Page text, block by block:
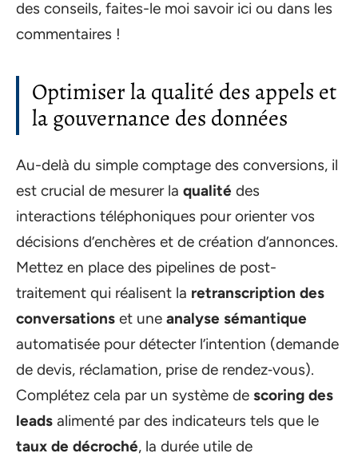
des conseils, faites-le moi savoir ici ou dans les
commentaires !
Optimiser la qualité des appels et
la gouvernance des données
Au-delà du simple comptage des conversions, il
est crucial de mesurer la qualité des
interactions téléphoniques pour orienter vos
décisions d’enchères et de création d’annonces.
Mettez en place des pipelines de post-
traitement qui réalisent la retranscription des
conversations et une analyse sémantique
automatisée pour détecter l’intention (demande
de devis, réclamation, prise de rendez‑vous).
Complétez cela par un système de scoring des
leads alimenté par des indicateurs tels que le
taux de décroché, la durée utile de